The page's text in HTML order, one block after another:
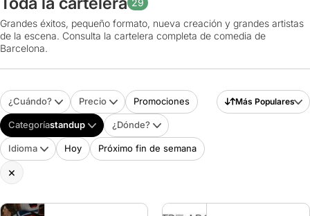
29
Grandes éxitos, pequeño formato, nueva creación y grandes artistas
de la escena. Consulta la cartelera completa de comedia de
Barcelona.
¿Cuándo? Precio Promociones
Categoríastandup ¿Dónde?
Idioma Hoy Próximo fin de semana
×
Más Populares